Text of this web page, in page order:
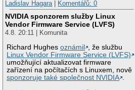
Ladislav Hagara
Komentářů: 0
NVIDIA sponzorem služby Linux
Vendor Firmware Service (LVFS)
4.8. 20:11 | Komunita
Richard Hughesoznámil
, že službu
Linux Vendor Firmware Service (LVFS)
umožňující aktualizovat firmware
zařízení na počítačích s Linuxem, nově
sponzoruje také společnost NVIDIA .